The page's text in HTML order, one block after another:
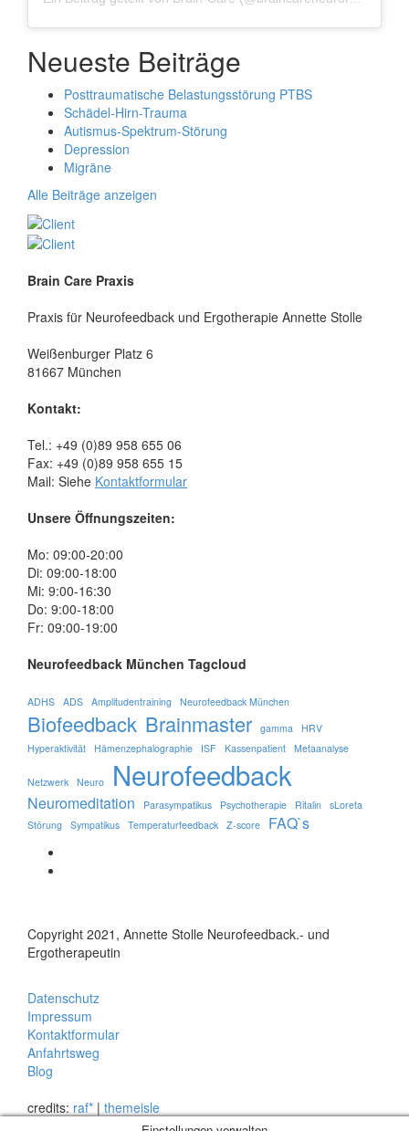
Neueste Beiträge
Posttraumatische Belastungsstörung PTBS
Schädel-Hirn-Trauma
Autismus-Spektrum-Störung
Depression
Migräne
Alle Beiträge anzeigen
Brain Care Praxis
Praxis für Neurofeedback und Ergotherapie Annette Stolle
Weißenburger Platz 6
81667 München
Kontakt:
Tel.: +49 (0)89 958 655 06
Fax: +49 (0)89 958 655 15
Mail: Siehe Kontaktformular
Unsere Öffnungszeiten:
Mo: 09:00-20:00
Di: 09:00-18:00
Mi: 9:00-16:30
Do: 9:00-18:00
Fr: 09:00-19:00
Neurofeedback München Tagcloud
ADHS ADS Amplitudentraining Neurofeedback München
Biofeedback Brainmaster gamma
HRV
Hyperaktivität
Hämenzephalographie ISF Kassenpatient Metaanalyse
Netzwerk Neuro Neurofeedback
Neuromeditation Parasympatikus Psychotherapie Ritalin sLoreta
Störung Sympatikus Temperaturfeedback Z-score FAQ`s
Copyright 2021, Annette Stolle Neurofeedback.- und
Ergotherapeutin
Datenschutz
Impressum
Kontaktformular
Anfahrtsweg
Blog
credits: raf* | themeisle